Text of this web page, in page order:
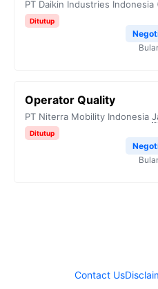
PT Daikin Industries Indonesia
Ditutup
Operator Quality
PT Niterra Mobility Indonesia
Ditutup
Contact Us